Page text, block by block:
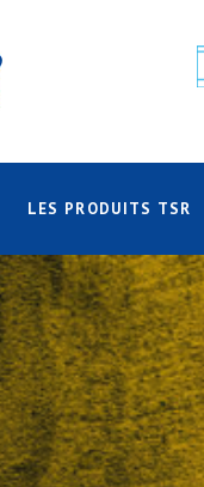
LES PRODUITS TSR